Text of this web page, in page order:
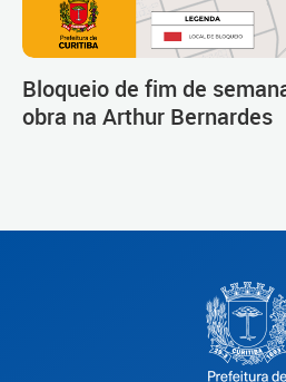
Bloqueio de fim de
obra na Arthur Bernardes